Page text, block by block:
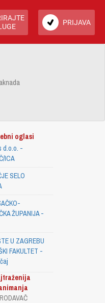
PRIJAVA
oglasi
d.o.o. -
ICA
SELO
ŽUPANIJA -
U ZAGREBU
FAKULTET -